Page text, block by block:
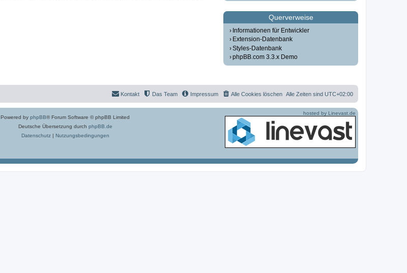
Querverweise
Informationen für Entwickler
Extension-Datenbank
Styles-Datenbank
phpBB.com 3.3.x Demo
Alle Zeiten sind UTC+02:00
Alle Cookies löschen
Impressum
Das Team
Kontakt
Powered by phpBB® Forum Software © phpBB Limited
Deutsche Übersetzung durch phpBB.de
Datenschutz| Nutzungsbedingungen
hosted by Linevast.de